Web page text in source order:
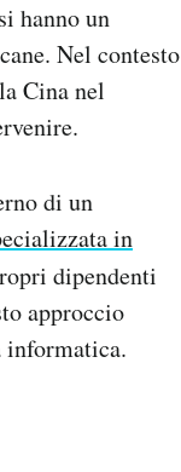
hanno un
Nel contesto
Cina nel
di un
in
dipendenti
approccio
informatica.